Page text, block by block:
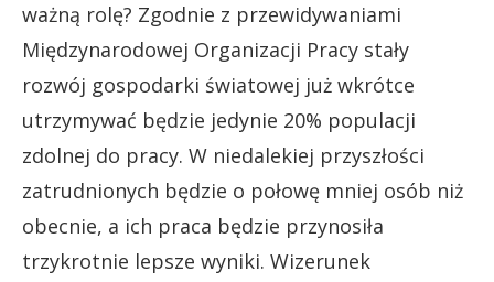
ważną rolę? Zgodnie z przewidywaniami
Międzynarodowej Organizacji Pracy stały
rozwój gospodarki światowej już wkrótce
utrzymywać będzie jedynie 20% populacji
zdolnej do pracy. W niedalekiej przyszłości
zatrudnionych będzie o połowę mniej osób niż
obecnie, a ich praca będzie przynosiła
trzykrotnie lepsze wyniki. Wizerunek